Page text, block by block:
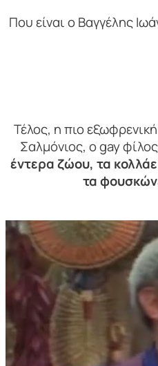
Που είναι ο Βαγγέλης
Τέλος, η πιο
Σαλμόνιος, ο gay
έντερα ζώου, τα
τα